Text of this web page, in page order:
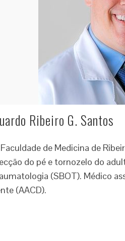
Ribeiro G. Santos
de Medicina de
do pé e tornozelo do
(SBOT). Médico
(AACD).